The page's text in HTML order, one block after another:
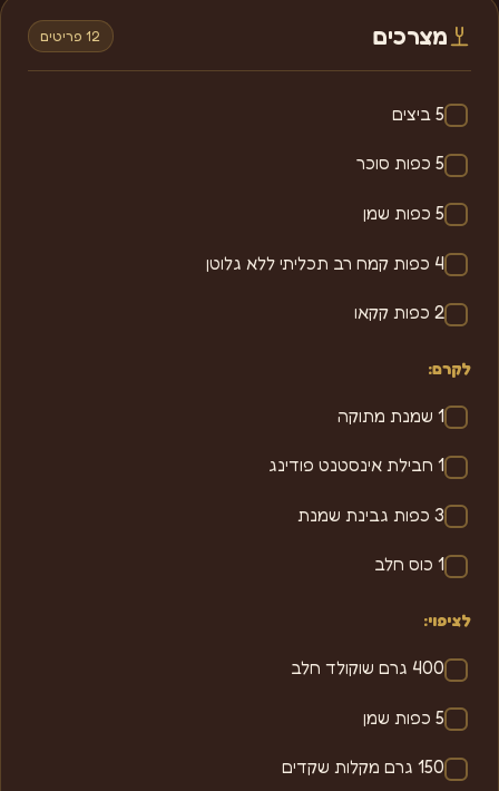
מצרכים 12 פריטים
5 ביצים
5 כפות סוכר
5 כפות שמן
4 כפות קמח רב תכליתי ללא גלוטן
2 כפות קקאו
לקרם:
1 שמנת מתוקה
1 חבילת אינסטנט פודינג
3 כפות גבינת שמנת
1 כוס חלב
לציפוי:
400 גרם שוקולד חלב
5 כפות שמן
150 גרם מקלות שקדים